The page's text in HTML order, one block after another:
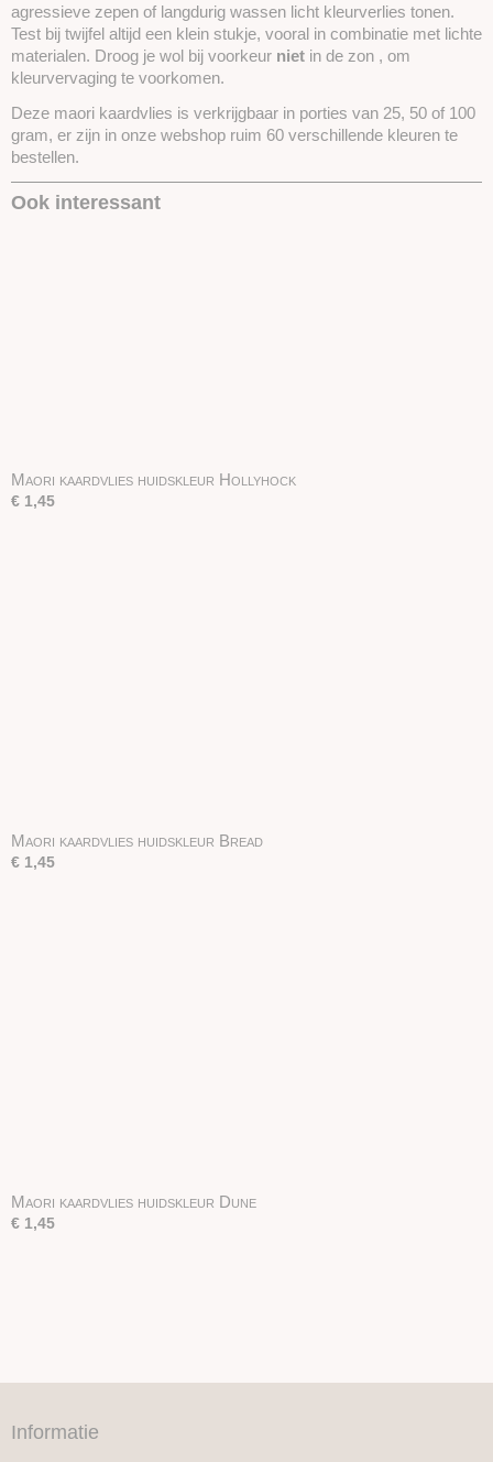
agressieve zepen of langdurig wassen licht kleurverlies tonen.
Test bij twijfel altijd een klein stukje, vooral in combinatie met lichte
materialen. Droog je wol bij voorkeur niet in de zon , om
kleurvervaging te voorkomen.
Deze maori kaardvlies is verkrijgbaar in porties van 25, 50 of 100
gram, er zijn in onze webshop ruim 60 verschillende kleuren te
bestellen.
Ook interessant
Maori kaardvlies huidskleur Hollyhock
€ 1,45
Maori kaardvlies huidskleur Bread
€ 1,45
Maori kaardvlies huidskleur Dune
€ 1,45
Informatie